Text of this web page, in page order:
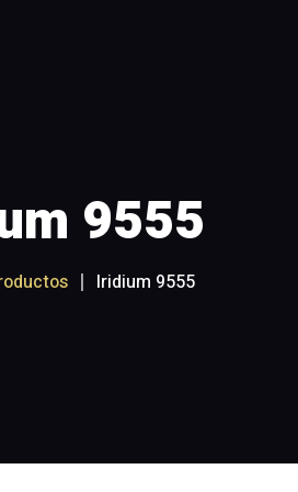
9555
Iridium 9555